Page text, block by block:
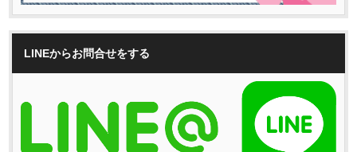
LINEからお問合せをする